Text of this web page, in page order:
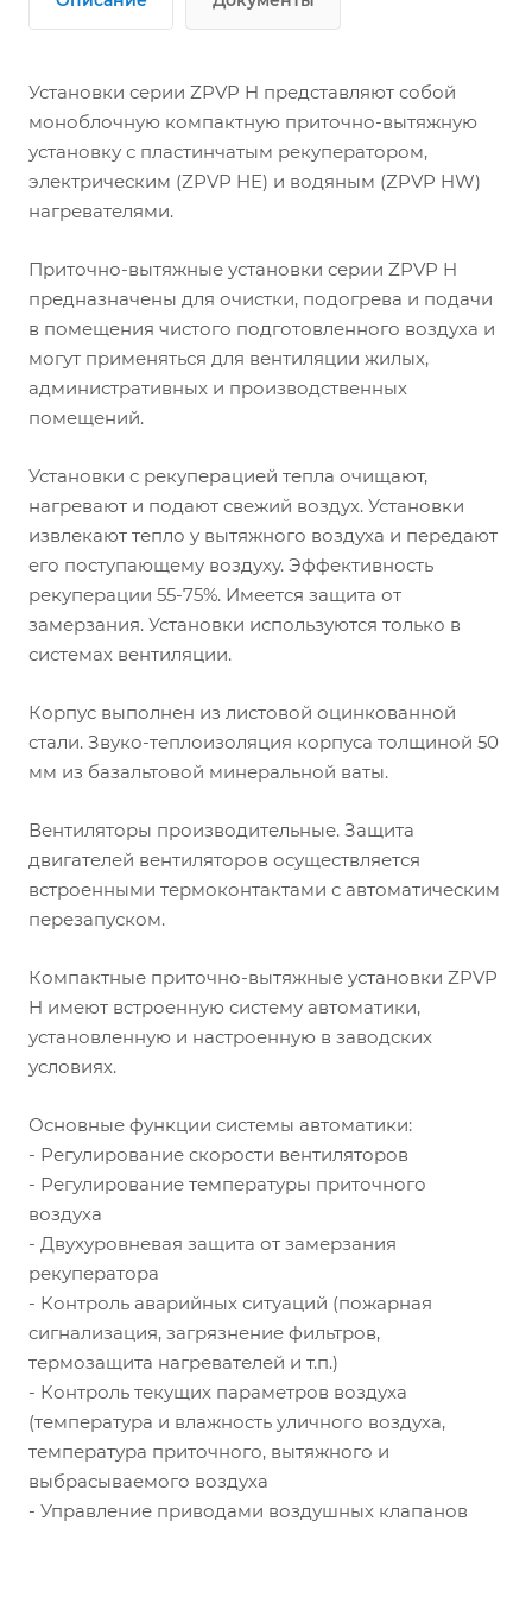
Установки серии ZPVP H представляют собой
моноблочную компактную приточно-вытяжную
установку с пластинчатым рекуператором,
электрическим (ZPVP HE) и водяным (ZPVP HW)
нагревателями.
Приточно-вытяжные установки серии ZPVP H
предназначены для очистки, подогрева и подачи
в помещения чистого подготовленного воздуха и
могут применяться для вентиляции жилых,
административных и производственных
помещений.
Установки с рекуперацией тепла очищают,
нагревают и подают свежий воздух. Установки
извлекают тепло у вытяжного воздуха и передают
его поступающему воздуху. Эффективность
рекуперации 55-75%. Имеется защита от
замерзания. Установки используются только в
системах вентиляции.
Корпус выполнен из листовой оцинкованной
стали. Звуко-теплоизоляция корпуса толщиной 50
мм из базальтовой минеральной ваты.
Вентиляторы производительные. Защита
двигателей вентиляторов осуществляется
встроенными термоконтактами с автоматическим
перезапуском.
Компактные приточно-вытяжные установки ZPVP
H имеют встроенную систему автоматики,
установленную и настроенную в заводских
условиях.
Основные функции системы автоматики:
- Регулирование скорости вентиляторов
- Регулирование температуры приточного
воздуха
- Двухуровневая защита от замерзания
рекуператора
- Контроль аварийных ситуаций (пожарная
сигнализация, загрязнение фильтров,
термозащита нагревателей и т.п.)
- Контроль текущих параметров воздуха
(температура и влажность уличного воздуха,
температура приточного, вытяжного и
выбрасываемого воздуха
- Управление приводами воздушных клапанов